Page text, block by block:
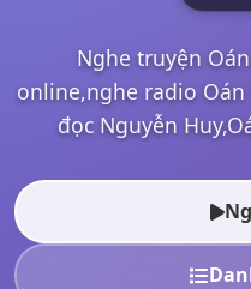
Nghe truyện
online,nghe radio
đọc Nguyễn